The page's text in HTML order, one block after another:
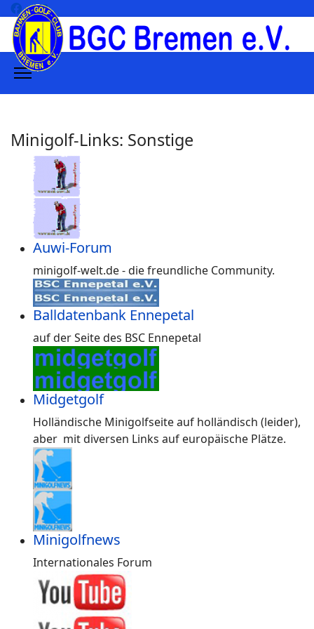
Minigolf-Links: Sonstige
Auwi-Forum
minigolf-welt.de - die freundliche Community.
Balldatenbank Ennepetal
auf der Seite des BSC Ennepetal
Midgetgolf
Holländische Minigolfseite auf holländisch (leider),
aber mit diversen Links auf europäische Plätze.
Minigolfnews
Internationales Forum